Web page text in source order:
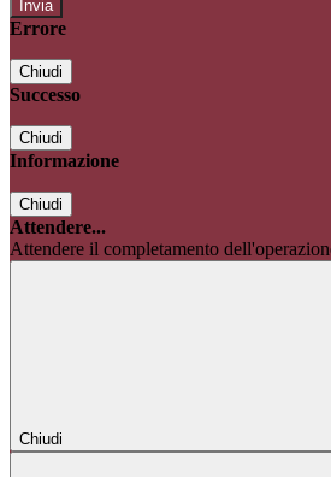
Errore
Chiudi
Successo
Chiudi
Informazione
Chiudi
Attendere...
Attendere il completamento
Chiudi